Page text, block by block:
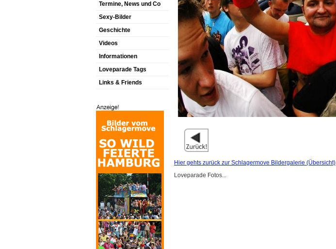
Termine, News und Co
Sexy-Bilder
Geschichte
Videos
Informationen
Loveparade Tags
Links & Friends
Hier gehts zurück zur Schlagermove Bildergalerie (Übersicht)
Loveparade Fotos...